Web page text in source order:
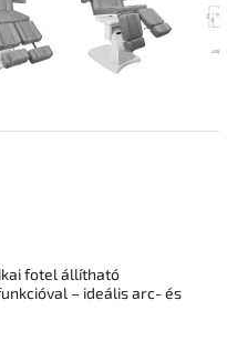
fotel állítható
– ideális arc- és